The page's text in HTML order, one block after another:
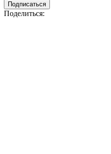
Подписаться
Поделиться: